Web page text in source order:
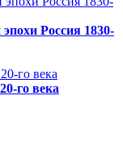
Россия 1830-
го века